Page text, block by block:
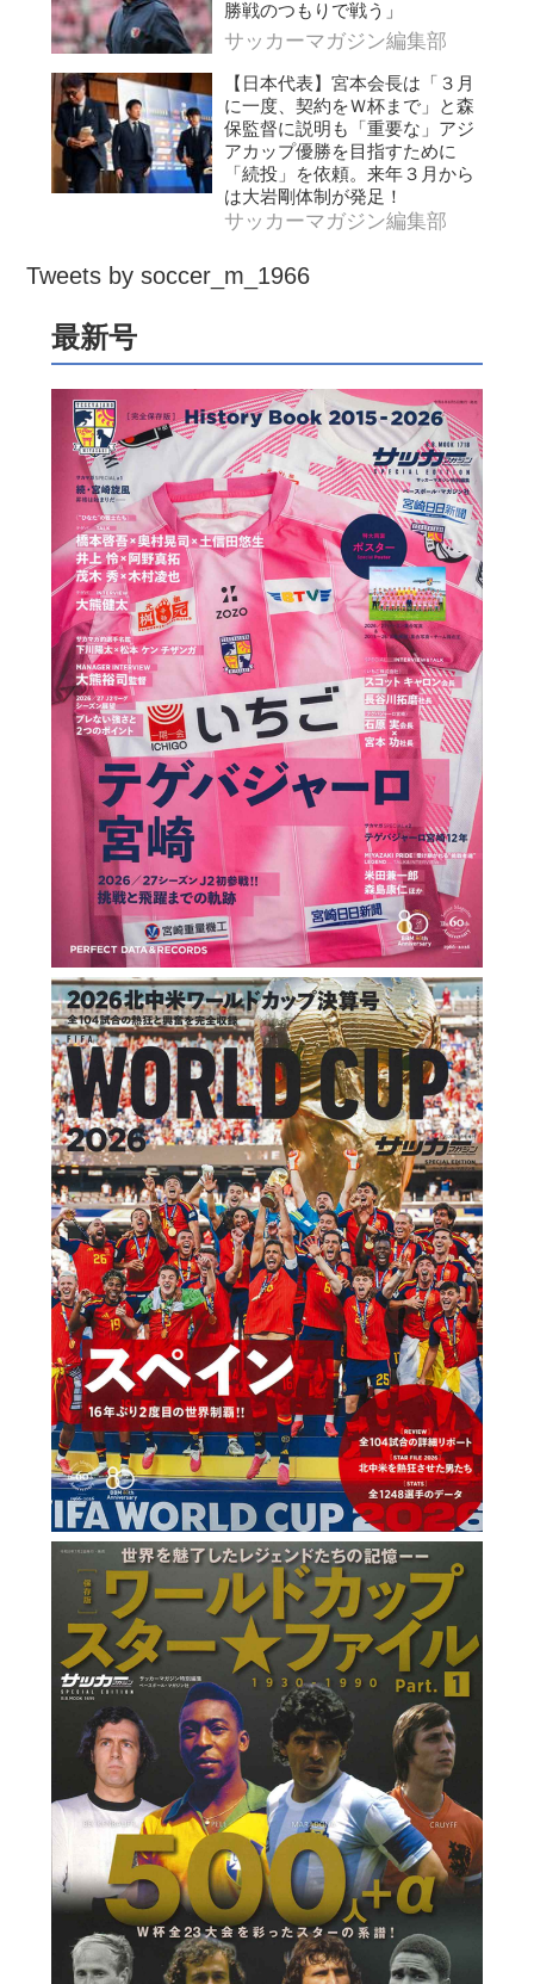
勝戦のつもりで戦う」
サッカーマガジン編集部
【日本代表】宮本会長は「３月
に一度、契約をＷ杯まで」と森
保監督に説明も「重要な」アジ
アカップ優勝を目指すために
「続投」を依頼。来年３月から
は大岩剛体制が発足！
サッカーマガジン編集部
Tweets by soccer_m_1966
最新号